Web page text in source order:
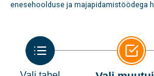
enesehoolduse ja majapidamistöödega